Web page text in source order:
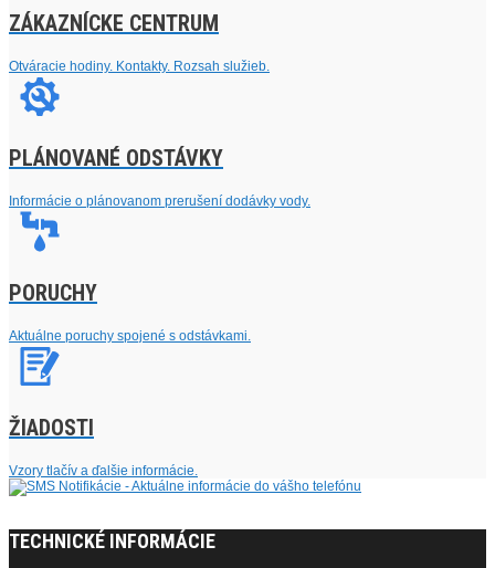
ZÁKAZNÍCKE CENTRUM
Otváracie hodiny. Kontakty. Rozsah služieb.
PLÁNOVANÉ ODSTÁVKY
Informácie o plánovanom prerušení dodávky vody.
PORUCHY
Aktuálne poruchy spojené s odstávkami.
ŽIADOSTI
Vzory tlačív a ďalšie informácie.
TECHNICKÉ INFORMÁCIE